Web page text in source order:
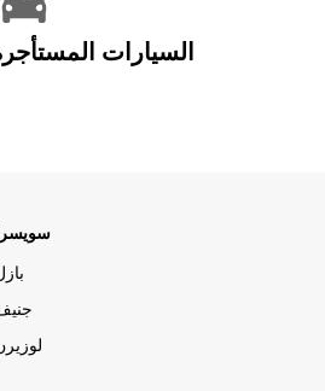
السيارات